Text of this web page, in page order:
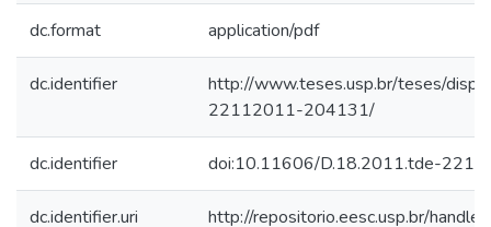
dc.format application/pdf
dc.identifier
http://www.teses.usp.br/teses/
22112011-204131/
dc.identifier doi:10.11606/D.18.2011.tde-
dc.identifier.uri http://repositorio.eesc.usp.br/